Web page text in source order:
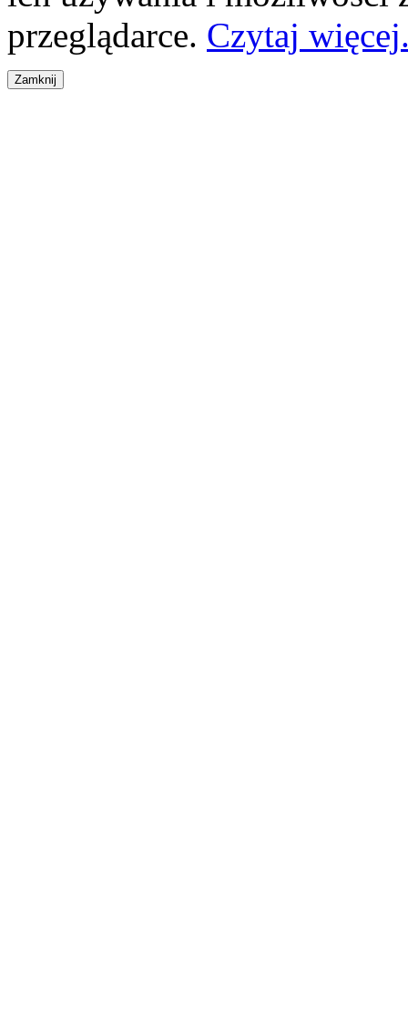
przeglądarce. Czytaj